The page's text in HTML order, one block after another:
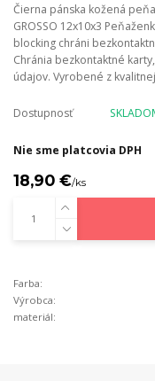
Čierna pánska kožená
GROSSO 12x10x3
blocking chráni
Chránia bezkontaktné
údajov. Vyrobené z
Dostupnosť
Nie sme platcovia DPH
18,90 €/ks
Farba:
Výrobca:
materiál: